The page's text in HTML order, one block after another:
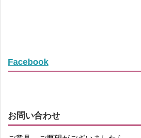
Facebook
お問い合わせ